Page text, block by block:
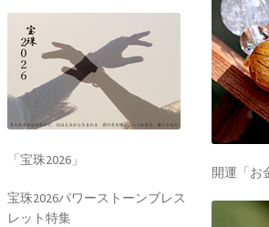
「宝珠2026」
宝珠2026パワーストーンブレス
レット特集
開運「お